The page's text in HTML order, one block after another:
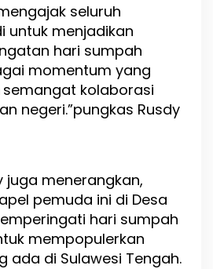
seluruh
untuk menjadikan
hari sumpah
momentum yang
kolaborasi
negeri.”pungkas Rusdy
juga menerangkan,
pemuda ini di Desa
hari sumpah
mempopulerkan
ada di Sulawesi Tengah.